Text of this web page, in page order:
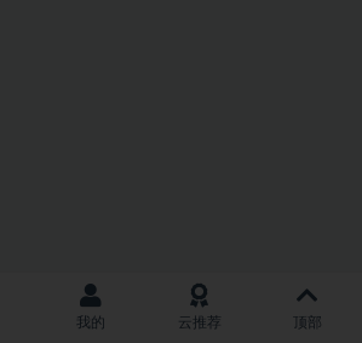
我的 云推荐 顶部